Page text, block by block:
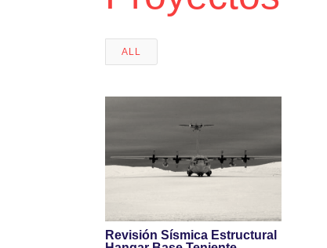
ALL
Revisión Sísmica Estructural